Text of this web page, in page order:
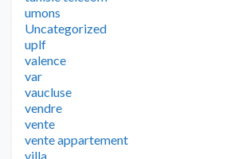
umons
Uncategorized
uplf
valence
var
vaucluse
vendre
vente
vente appartement
villa